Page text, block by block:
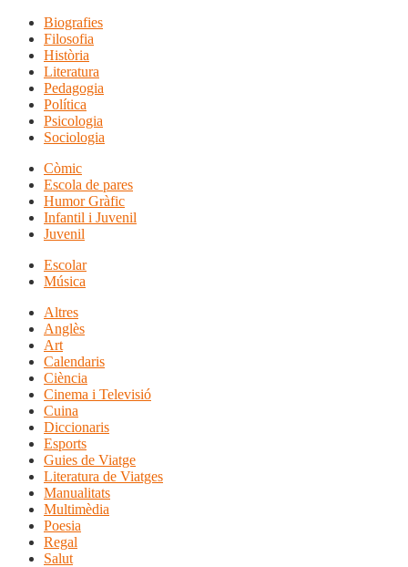
Biografies
Filosofia
Història
Literatura
Pedagogia
Política
Psicologia
Sociologia
Còmic
Escola de pares
Humor Gràfic
Infantil i Juvenil
Juvenil
Escolar
Música
Altres
Anglès
Art
Calendaris
Ciència
Cinema i Televisió
Cuina
Diccionaris
Esports
Guies de Viatge
Literatura de Viatges
Manualitats
Multimèdia
Poesia
Regal
Salut